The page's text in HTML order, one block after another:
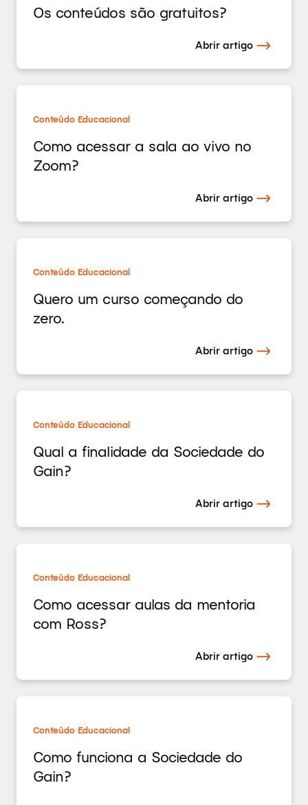
Os conteúdos são gratuitos?
Abrir artigo
Conteúdo Educacional
Como acessar a sala ao vivo no
Zoom?
Abrir artigo
Conteúdo Educacional
Quero um curso começando do
zero.
Abrir artigo
Conteúdo Educacional
Qual a finalidade da Sociedade do
Gain?
Abrir artigo
Conteúdo Educacional
Como acessar aulas da mentoria
com Ross?
Abrir artigo
Conteúdo Educacional
Como funciona a Sociedade do
Gain?